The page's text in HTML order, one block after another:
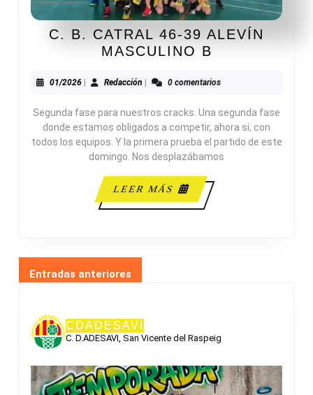
C. B. CATRAL 46-39 ALEVÍN
MASCULINO B
CATRAL
39
ALEVÍN
MASCULINO
01/202601/2026RedacciónRedacción0 comentarios
Segunda fase para nuestros cracks. Una segunda fase
donde estamos obligados a competir, ahora si, con
todos los equipos. Y la primera prueba el partido de este
domingo. Nos desplazábamos
LEER MÁS
LEER
MÁS
NAVEGACIÓN
ENTRADAS
Entradas anteriores
CDADESAVI
C. D.ADESAVI, San Vicente del Raspeig